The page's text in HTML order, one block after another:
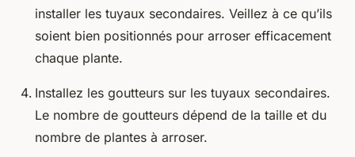
installer les tuyaux secondaires. Veillez à ce qu’ils
soient bien positionnés pour arroser efficacement
chaque plante.
Installez les goutteurs sur les tuyaux secondaires.
Le nombre de goutteurs dépend de la taille et du
nombre de plantes à arroser.